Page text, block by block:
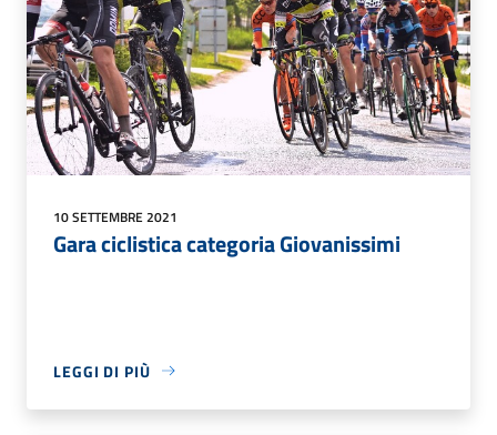
10 SETTEMBRE 2021
Gara ciclistica categoria Giovanissimi
LEGGI DI PIÙ